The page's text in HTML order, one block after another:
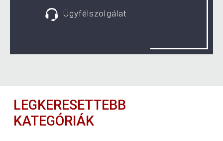
Ügyfélszolgálat
LEGKERESETTEBB
KATEGÓRIÁK